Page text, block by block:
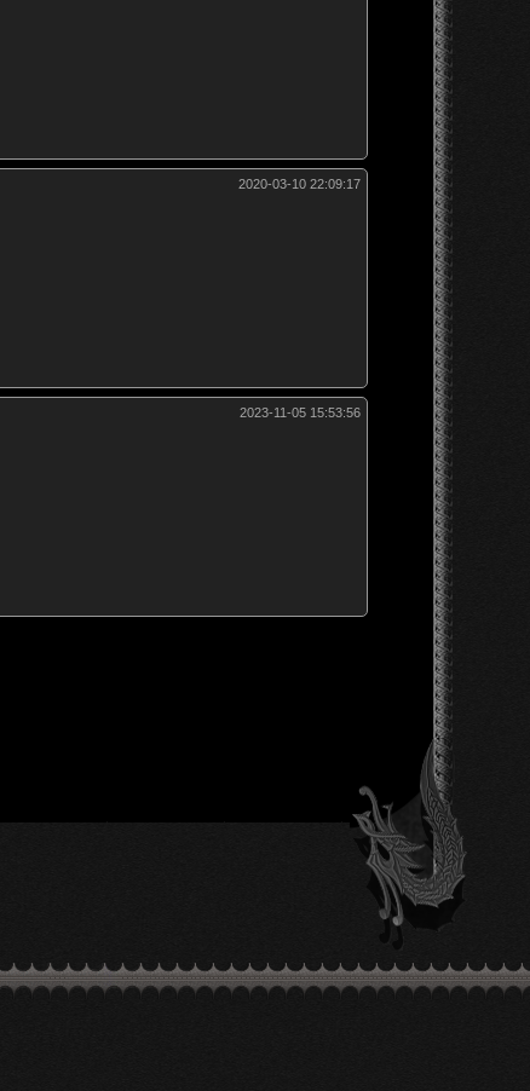
2020-03-10 22:09:17
2023-11-05 15:53:56